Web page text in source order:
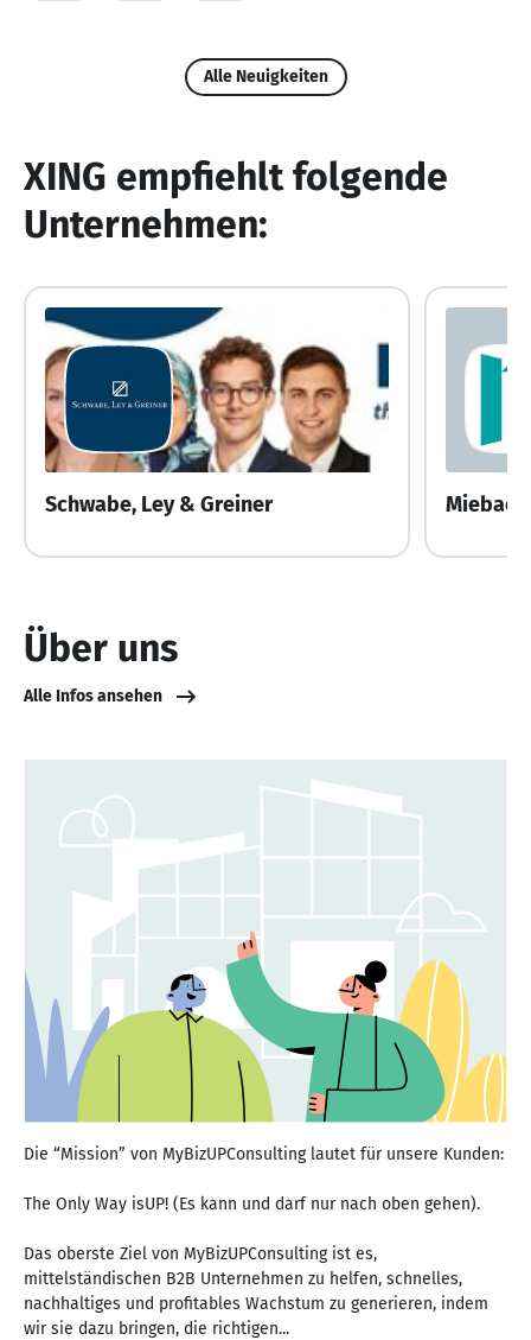
Alle Neuigkeiten
XING empfiehlt folgende
Unternehmen:
Schwabe, Ley & Greiner
Über uns
Alle Infos ansehen
Die “Mission” von MyBizUPConsulting lautet für unsere Kunden:
The Only Way isUP! (Es kann und darf nur nach oben gehen).
Das oberste Ziel von MyBizUPConsulting ist es,
mittelständischen B2B Unternehmen zu helfen, schnelles,
nachhaltiges und profitables Wachstum zu generieren, indem
wir sie dazu bringen, die richtigen...